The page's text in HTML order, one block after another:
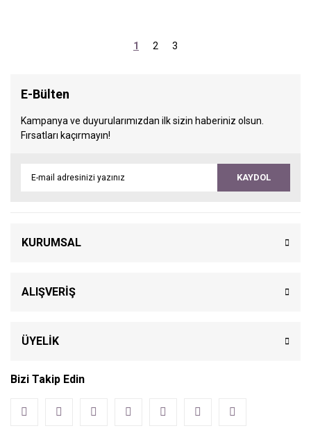
1 2 3
E-Bülten
Kampanya ve duyurularımızdan ilk sizin haberiniz olsun.
Fırsatları kaçırmayın!
KAYDOL
KURUMSAL
ALIŞVERİŞ
ÜYELİK
Bizi Takip Edin